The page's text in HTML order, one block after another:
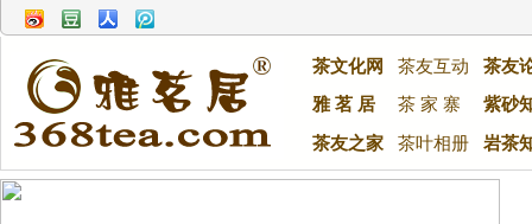
茶文化网 茶友互动
茶友
雅 茗 居
茶 家 寨 紫砂
茶友之家 茶叶相册 岩茶